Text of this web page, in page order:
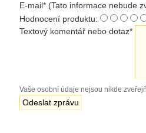
E-mail* (Tato informace nebude
Hodnocení produktu:
Textový komentář nebo dotaz*
Vaše osobní údaje nejsou nikde